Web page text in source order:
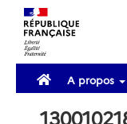
A propos